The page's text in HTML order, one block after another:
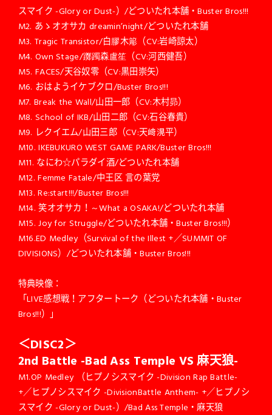
スマイク -Glory or Dust-）/どついたれ本舗・Buster Bros!!!
M2. あゝオオサカ dreamin’night/どついたれ本舗
M3. Tragic Transistor/白膠木簓（CV:岩崎諒太）
M4. Own Stage/躑躅森盧笙（CV:河西健吾）
M5. FACES/天谷奴零（CV:黒田崇矢）
M6. おはようイケブクロ/Buster Bros!!!
M7. Break the Wall/山田一郎（CV:木村昴）
M8. School of IKB/山田二郎（CV:石谷春貴）
M9. レクイエム/山田三郎（CV:天﨑滉平）
M10. IKEBUKURO WEST GAME PARK/Buster Bros!!!
M11. なにわ☆パラダイ酒/どついたれ本舗
M12. Femme Fatale/中王区 言の葉党
M13. Re:start!!!/Buster Bros!!!
M14. 笑オオサカ！～What a OSAKA!/どついたれ本舗
M15. Joy for Struggle/どついたれ本舗・Buster Bros!!!）
M16.ED Medley（Survival of the Illest +／SUMMIT OF
DIVISIONS）/どついたれ本舗・Buster Bros!!!
特典映像：
「LIVE感想戦！アフタートーク（どついたれ本舗・Buster
Bros!!!）」
＜DISC2＞
2nd Battle -Bad Ass Temple VS麻天狼-
M1.OP Medley （ヒプノシスマイク -Division Rap Battle-
+／ヒプノシスマイク -DivisionBattle Anthem- +／ヒプノシ
スマイク -Glory or Dust-）/Bad Ass Temple・麻天狼